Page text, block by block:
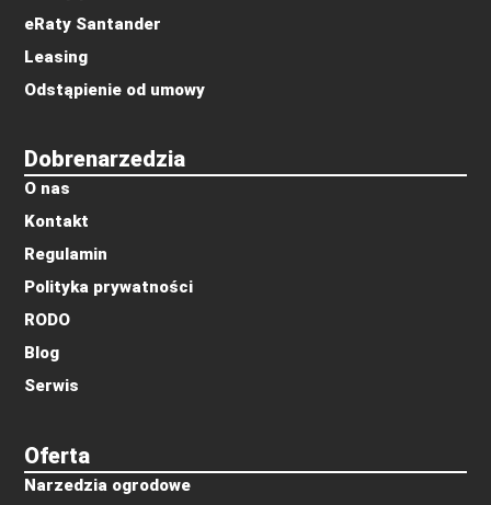
Oferta
Narzedzia ogrodowe
Dobrenarzedzia
O nas
Kontakt
Regulamin
Polityka prywatności
RODO
Blog
Serwis
eRaty Santander
Leasing
Odstąpienie od umowy